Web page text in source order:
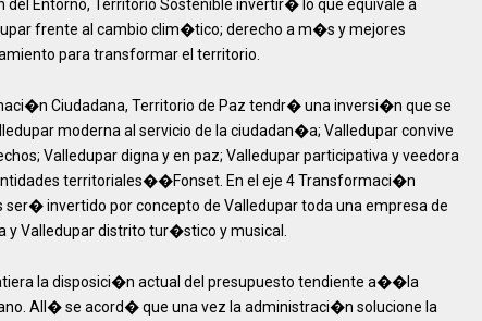
Entorno, Territorio Sostenible invertir� lo que equivale a
frente al cambio clim�tico; derecho a m�s y mejores
para transformar el territorio.
Ciudadana, Territorio de Paz tendr� una inversi�n que se
moderna al servicio de la ciudadan�a; Valledupar convive
Valledupar digna y en paz; Valledupar participativa y veedora
territoriales��Fonset. En el eje 4 Transformaci�n
ser� invertido por concepto de Valledupar toda una empresa de
y Valledupar distrito tur�stico y musical.
la disposici�n actual del presupuesto tendiente a��la
All� se acord� que una vez la administraci�n solucione la